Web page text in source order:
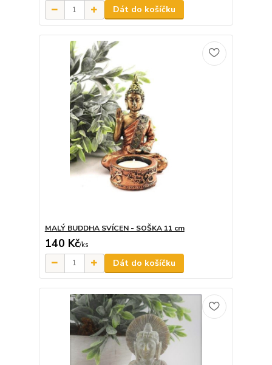
Dát do košíčku
MALÝ BUDDHA SVÍCEN - SOŠKA 11 cm
140 Kč/ks
Dát do košíčku